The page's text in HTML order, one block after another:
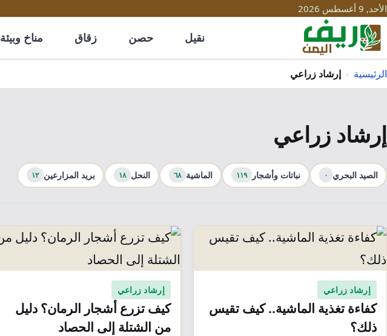
الأحد, 9 أغسطس 2026
نقيل حصن زقاق مناخ وبيئة
الرئيسية › إرشاد زراعي
إرشاد زراعي
الصيد البحري ٠ نباتات وأشجار ١١٩ الماشية ٦٨ النحل ١٨ بريد المزارعين ١٢
إرشاد زراعي
كفاءة تغذية الماشية.. كيف تقيس
ذلك؟
إرشاد زراعي
كيف تزرع أشجار الرمان؟ دليل
من الشتلة إلى الحصاد